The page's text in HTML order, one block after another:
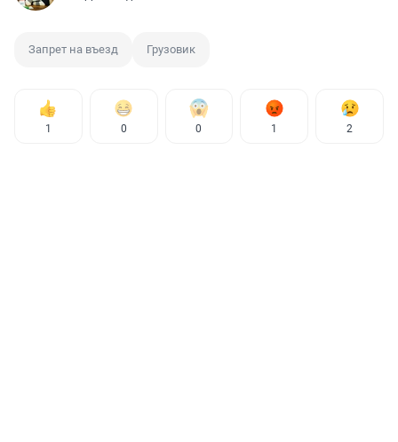
Запрет на въезд Грузовик
1 0 0 1 2